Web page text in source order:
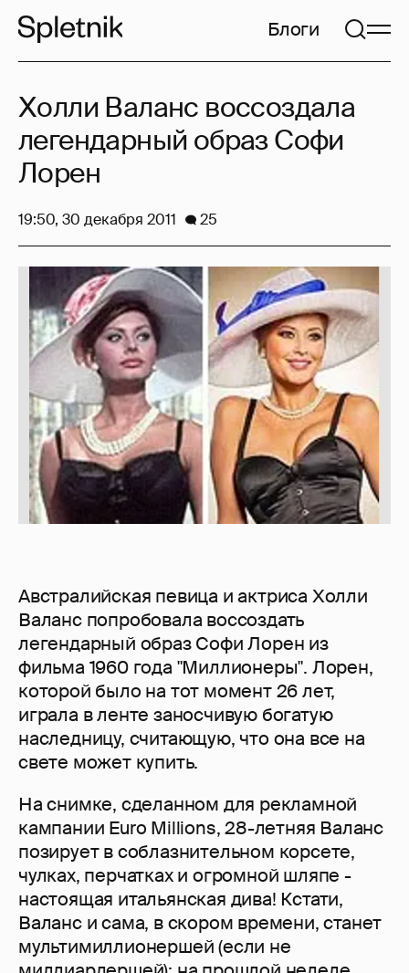
Блоги
Австралийская певица и актриса Холли
Валанс попробовала воссоздать
легендарный образ Софи Лорен из
фильма 1960 года "Миллионеры". Лорен,
которой было на тот момент 26 лет,
играла в ленте заносчивую богатую
наследницу, считающую, что она все на
свете может купить.
На снимке, сделанном для рекламной
кампании Euro Millions, 28-летняя Валанс
позирует в соблазнительном корсете,
чулках, перчатках и огромной шляпе -
настоящая итальянская дива! Кстати,
Валанс и сама, в скором времени, станет
мультимиллионершей (если не
Холли Валанс воссоздала
легендарный образ Софи
Лорен
19:50, 30 декабря 2011 25